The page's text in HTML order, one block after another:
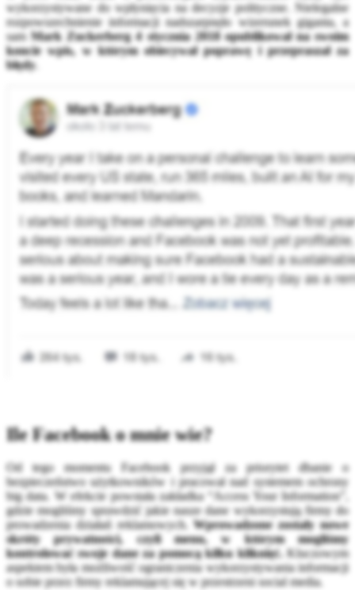
wykorzystywane do wpłynięcia na decyzje polityczne. Nielegalne
rozpowszechnienie informacji nadszarpnęło wizerunek giganta, a
sam Mark Zuckerberg 4 stycznia 2018 opublikował na swoim
koncie wpis, w którym obiecywał poprawę i przepraszał za
błędy.
Ile Facebook o mnie wie?
Od tego momentu Facebook przyjął za priorytet dbanie o
bezpieczeństwo użytkowników i pracował nad systemem ochrony
big data. W efekcie powstała zakładka “Access Your Information”,
gdzie mogliśmy sprawdzić jakie nasze dane wykorzystują firmy do
prowadzenia działań reklamowych.Wprowadzone zostały nowe
skróty prywatności, czyli menu, w którym mogliśmy
kontrolować swoje dane za pomocą kilku kliknięć. Kluczowym
aspektem była możliwość ograniczenia wykorzystywania informacji
o sobie przez firmy reklamującej się w przestrzeni social media.